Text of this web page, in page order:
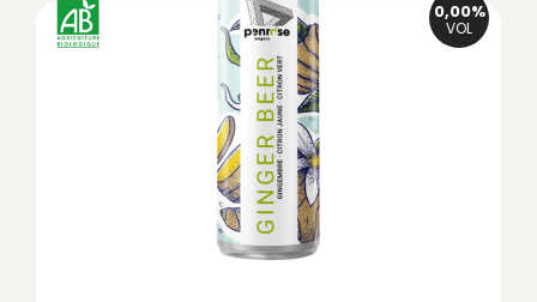
0,00%
VOL